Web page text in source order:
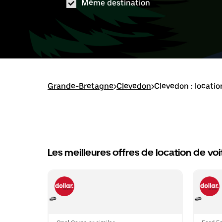
Même destination
Grande-Bretagne>Clevedon>Clevedon :
Les meilleures offres de location de